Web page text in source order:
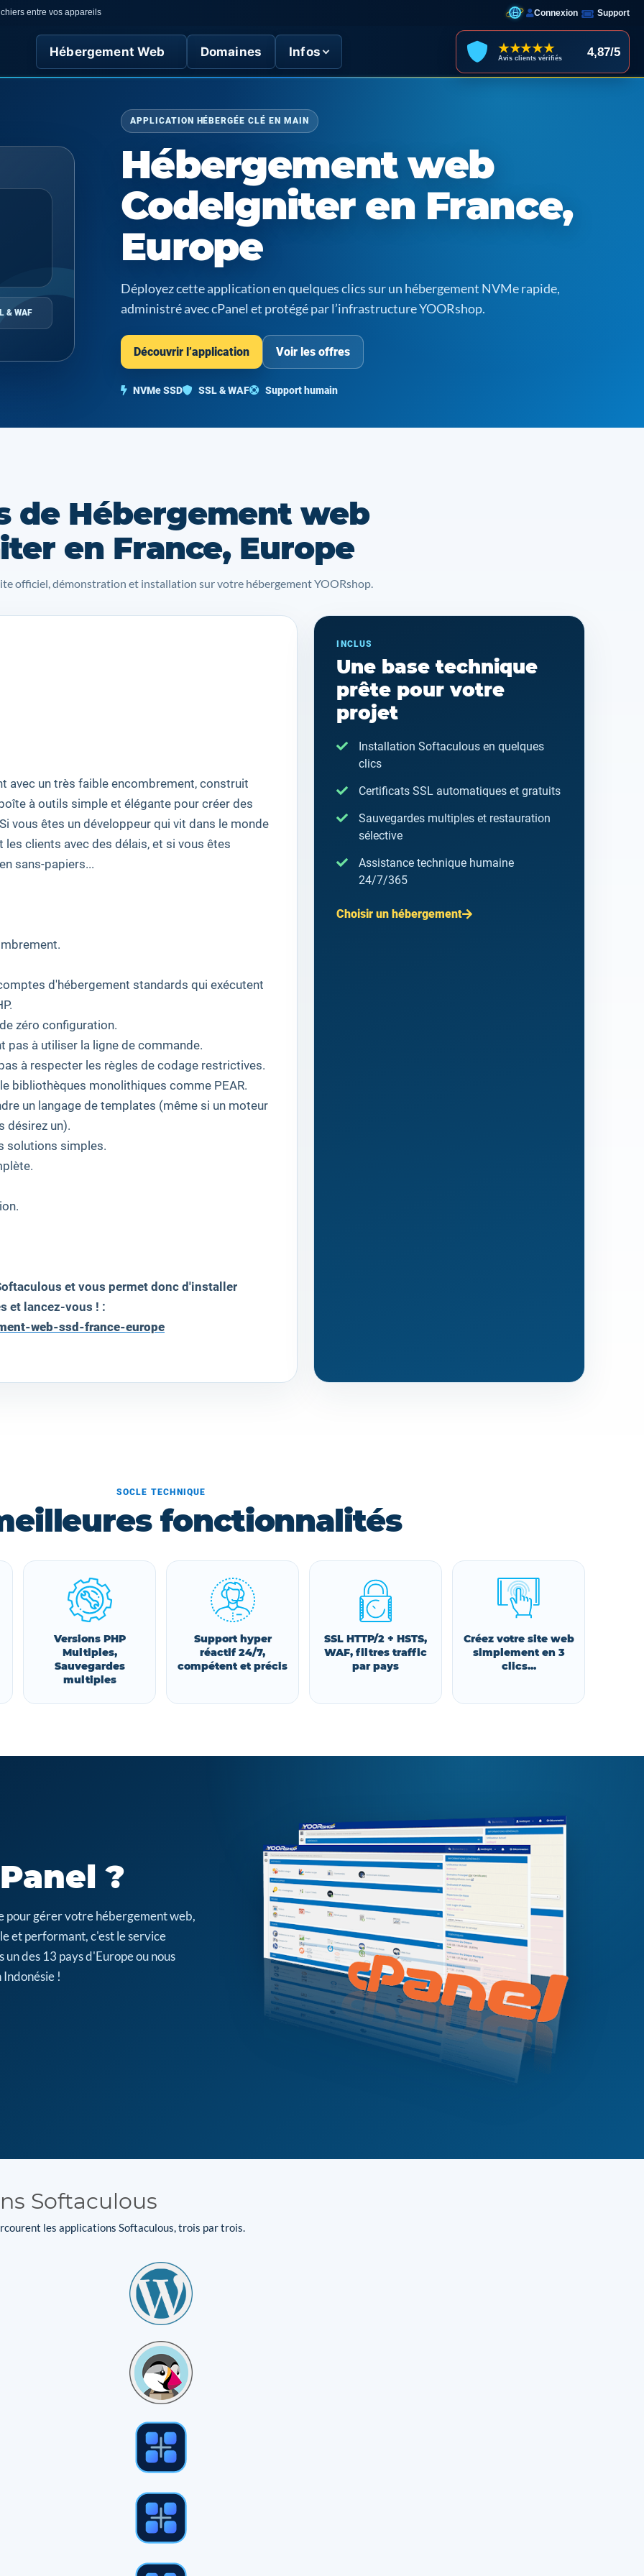
entre vos appareils Connexion Support
Hébergement Web Domaines Infos ★★★★★
Avis clients vérifiés 4,87/5
& WAF
APPLICATION HÉBERGÉE CLÉ EN MAIN
Hébergement web
CodeIgniter en France,
Europe
Déployez cette application en quelques clics sur un hébergement NVMe rapide,
administré avec cPanel et protégé par l’infrastructure YOORshop.
Découvrir l’application Voir les offres
NVMe SSD SSL & WAF Support humain
de Hébergement web
en France, Europe
officiel, démonstration et installation sur votre hébergement YOORshop.
avec un très faible encombrement, construit
à outils simple et élégante pour créer des
Si vous êtes un développeur qui vit dans le monde
les clients avec des délais, et si vous êtes
sans-papiers...
.
d'hébergement standards qui exécutent
.
zéro configuration.
pas à utiliser la ligne de commande.
à respecter les règles de codage restrictives.
bibliothèques monolithiques comme PEAR.
un langage de templates (même si un moteur
désirez un).
solutions simples.
.
.
et vous permet donc d'installer
et lancez-vous ! :
web-ssd-france-europe
INCLUS
Une base technique
prête pour votre
projet
Installation Softaculous en quelques
clics
Certificats SSL automatiques et gratuits
Sauvegardes multiples et restauration
sélective
Assistance technique humaine
24/7/365
Choisir un hébergement
SOCLE TECHNIQUE
fonctionnalités
Versions PHP
Multiples,
Sauvegardes
multiples
Support hyper
réactif 24/7,
compétent et précis
SSL HTTP/2 + HSTS,
WAF, filtres traffic
par pays
Créez votre site web
simplement en 3
clics...
?
pour gérer votre hébergement web,
et performant, c'est le service
des 13 pays d'Europe ou nous
Indonésie !
Softaculous
les applications Softaculous, trois par trois.